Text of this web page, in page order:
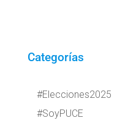
Categorías
#Elecciones2025
#SoyPUCE